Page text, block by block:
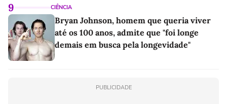
9 CIÊNCIA
Bryan Johnson, homem que queria viver
até os 100 anos, admite que "foi longe
demais em busca pela longevidade"
PUBLICIDADE